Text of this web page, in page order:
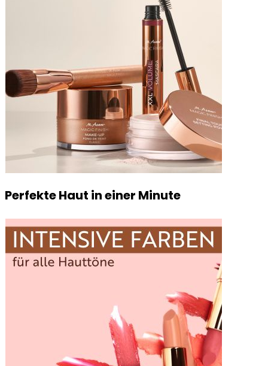
Perfekte Haut in einer Minute